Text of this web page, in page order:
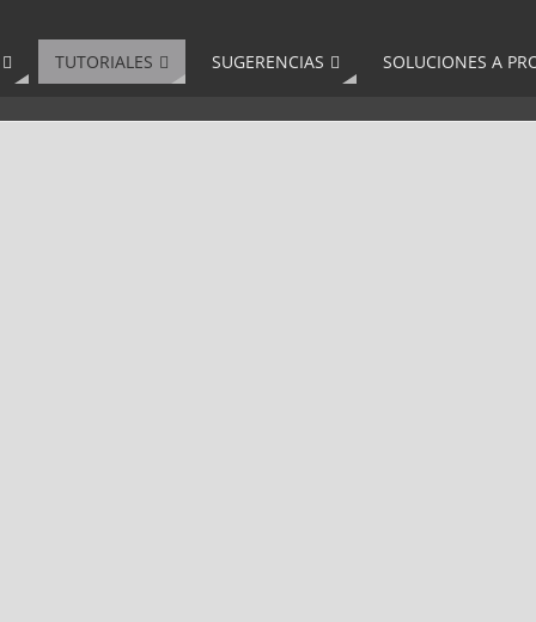
TUTORIALES SUGERENCIAS SOLUCIONES A